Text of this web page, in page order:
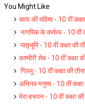
You Might Like
सत्य की महिमा - 10 वीं
नागरिक के कर्तव्य - 10 वीं
मातृभूमि - 10 वीं कक्षा की
कश्मीरी सेब - 10 वीं कक्षा
गिल्लू - 10 वीं कक्षा की
अभिनव मनुष्य - 10 वीं कक्षा
मेरा बचपन - 10 वीं कक्षा की